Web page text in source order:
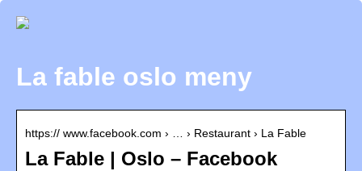
La fable oslo meny
https:// www.facebook.com › … › Restaurant › La Fable
La Fable | Oslo – Facebook